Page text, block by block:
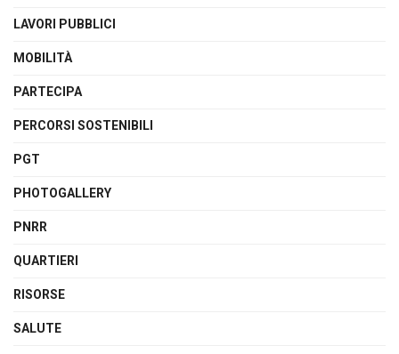
LAVORI PUBBLICI
MOBILITÀ
PARTECIPA
PERCORSI SOSTENIBILI
PGT
PHOTOGALLERY
PNRR
QUARTIERI
RISORSE
SALUTE